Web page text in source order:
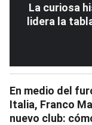
La curiosa
lidera la
En medio del
Italia, Franco
nuevo club: